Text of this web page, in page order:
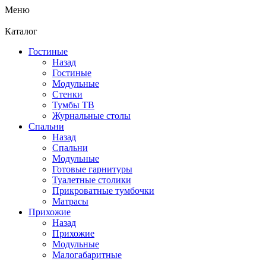
Меню
Каталог
Гостиные
Назад
Гостиные
Модульные
Стенки
Тумбы ТВ
Журнальные столы
Спальни
Назад
Спальни
Модульные
Готовые гарнитуры
Туалетные столики
Прикроватные тумбочки
Матрасы
Прихожие
Назад
Прихожие
Модульные
Малогабаритные